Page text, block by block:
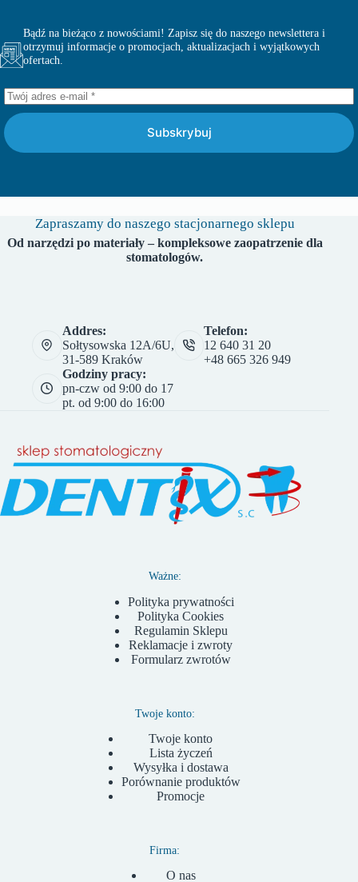
Bądź na bieżąco z nowościami! Zapisz się do naszego newslettera i
otrzymuj informacje o promocjach, aktualizacjach i wyjątkowych
ofertach.
Subskrybuj
Zapraszamy do naszego stacjonarnego sklepu
Od narzędzi po materiały – kompleksowe zaopatrzenie dla
stomatologów.
Addres:
Sołtysowska 12A/6U,
31-589 Kraków
Telefon:
12 640 31 20
+48 665 326 949
Godziny pracy:
pn-czw od 9:00 do 17
pt. od 9:00 do 16:00
Ważne:
Polityka prywatności
Polityka Cookies
Regulamin Sklepu
Reklamacje i zwroty
Formularz zwrotów
Twoje konto:
Twoje konto
Lista życzeń
Wysyłka i dostawa
Porównanie produktów
Promocje
Firma:
O nas